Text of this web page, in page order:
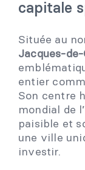
capitale
Située au
Jacques-
entier
Son centre
mondial de
paisible et
une ville
investir.